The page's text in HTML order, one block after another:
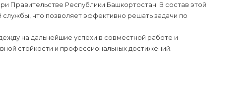
Правительстве Республики Башкортостан. В состав этой
что позволяет эффективно решать задачи по
на дальнейшие успехи в совместной работе и
стойкости и профессиональных достижений.